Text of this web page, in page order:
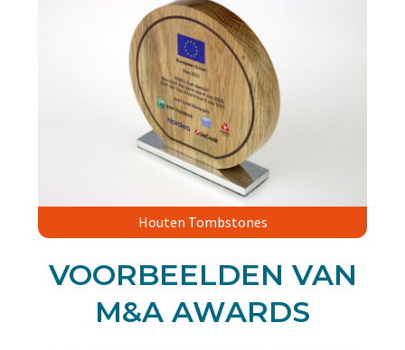
Houten Tombstones
VOORBEELDEN VAN
M&A AWARDS